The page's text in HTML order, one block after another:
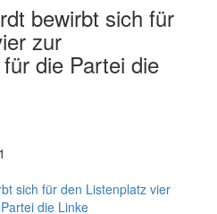
bewirbt sich für
zur
die Partei die